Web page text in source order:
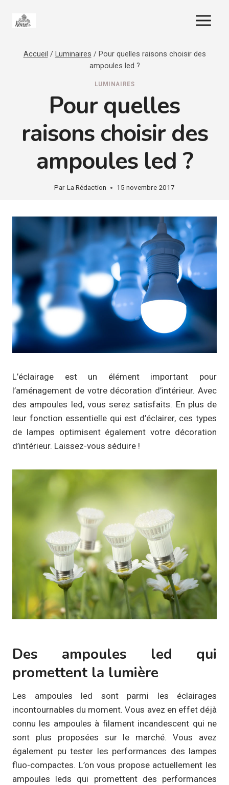
Accueil / Luminaires / Pour quelles raisons choisir des
ampoules led ?
LUMINAIRES
Pour quelles
raisons choisir des
ampoules led ?
Par La Rédaction 15 novembre 2017
L’éclairage est un élément important pour
l’aménagement de votre décoration d’intérieur. Avec
des ampoules led, vous serez satisfaits. En plus de
leur fonction essentielle qui est d’éclairer, ces types
de lampes optimisent également votre décoration
d’intérieur. Laissez-vous séduire !
Des ampoules led qui
promettent la lumière
Les ampoules led sont parmi les éclairages
incontournables du moment. Vous avez en effet déjà
connu les ampoules à filament incandescent qui ne
sont plus proposées sur le marché. Vous avez
également pu tester les performances des lampes
fluo-compactes. L’on vous propose actuellement les
ampoules leds qui promettent des performances